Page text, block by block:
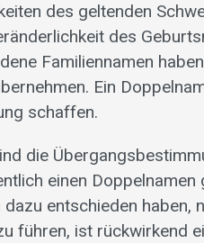
des geltenden
des
Familiennamen
Ein
schaffen.
die
einen
dazu entschieden haben,
führen, ist rückwirkend